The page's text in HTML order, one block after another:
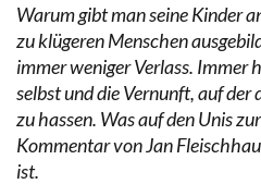
Warum gibt man seine Kinder
zu klügeren Menschen
immer weniger Verlass. Immer
selbst und die Vernunft, auf der
zu hassen. Was auf den Unis
Kommentar von Jan
ist.